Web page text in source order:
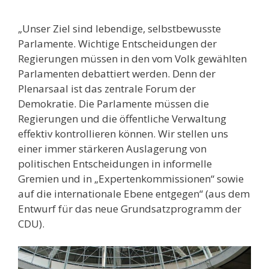
„Unser Ziel sind lebendige, selbstbewusste
Parlamente. Wichtige Entscheidungen der
Regierungen müssen in den vom Volk gewählten
Parlamenten debattiert werden. Denn der
Plenarsaal ist das zentrale Forum der
Demokratie. Die Parlamente müssen die
Regierungen und die öffentliche Verwaltung
effektiv kontrollieren können. Wir stellen uns
einer immer stärkeren Auslagerung von
politischen Entscheidungen in informelle
Gremien und in „Expertenkommissionen“ sowie
auf die internationale Ebene entgegen“ (aus dem
Entwurf für das neue Grundsatzprogramm der
CDU).